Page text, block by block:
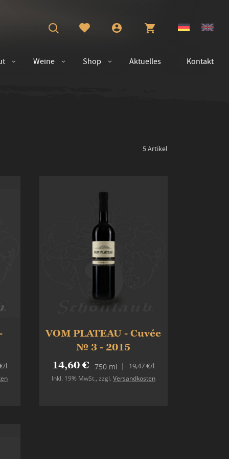
Weine Shop Aktuelles Kontakt
5Artikel
/l
VOM PLATEAU - Cuvée
№ 3 - 2015
14,60 € 750 ml
Inkl. 19% MwSt., zzgl. Versandkosten
19,47 €/l